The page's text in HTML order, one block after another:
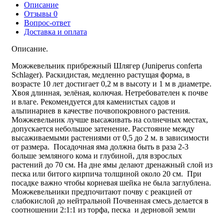
Описание
Отзывы 0
Вопрос-ответ
Доставка и оплата
Описание.
Можжевельник прибрежный Шлягер (Juniperus conferta
Schlager). Раскидистая, медленно растущая форма, в
возрасте 10 лет достигает 0,2 м в высоту и 1 м в диаметре.
Хвоя длинная, зелёная, колючая. Нетребователен к почве
и влаге. Рекомендуется для каменистых садов и
альпинариев в качестве почвопокровного растения.
Можжевельник лучше высаживать на солнечных местах,
допускается небольшое затенение. Расстояние между
высаживаемыми растениями от 0,5 до 2 м. в зависимости
от размера. Посадочная яма должна быть в раза 2-3
больше земляного кома и глубиной, для взрослых
растений до 70 см. На дне ямы делают дренажный слой из
песка или битого кирпича толщиной около 20 см. При
посадке важно чтобы корневая шейка не была заглублена.
Можжевельники предпочитают почву с реакцией от
слабокислой до нейтральной Почвенная смесь делается в
соотношении 2:1:1 из торфа, песка и дерновой земли